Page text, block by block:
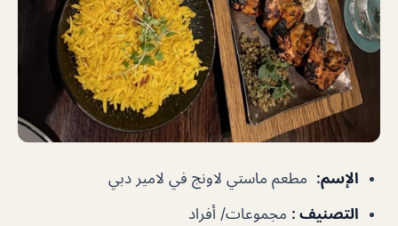
الإسم: مطعم ماستي لاونج في لامير دبي
التصنيف : مجموعات/ أفراد